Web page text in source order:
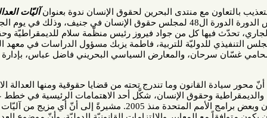
مع منتدى البحرين لحقوق الإنسان ندوة بعنوان آليّات العدالة
في جنيف
، وذلك في يوم الجمعة
فيها كل من جواد فيروز رئيس منظّمة سلام للديمقراطيّة وحقوق
للدوليّة للتربية، فاطمة يزبك مسؤول الدراسات في معهد الخليج
سرحان، والمعارض السياسي البحريني فاضل عباس،بإدارة الإعلامية
القانون وما تندرج تحته من قضايا حقوقية ومنها العدالة الانتقالية
وحقوق الإنسان، شكَّل أحد الاهتمامات الرئيسية في خطط عمل
المفوضيّة السامية لحقوق الإنسان وبعض برامج الأمم المتحدة منذ 2005. مشيرةً إلى أنّ أي مزيج من آليّات العدالة